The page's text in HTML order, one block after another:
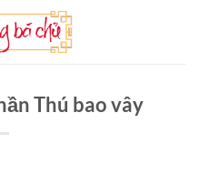
Thú bao vây